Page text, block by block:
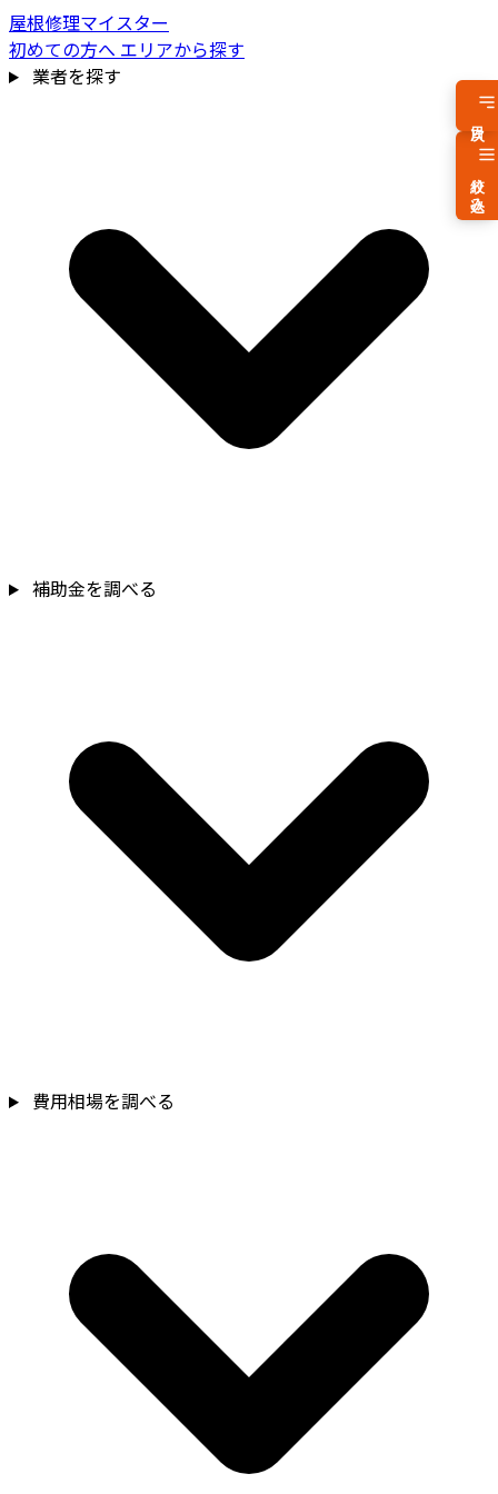
屋根修理マイスター
初めての方へ エリアから探す
業者を探す
補助金を調べる
費用相場を調べる
費用相場を見る
絞り込み